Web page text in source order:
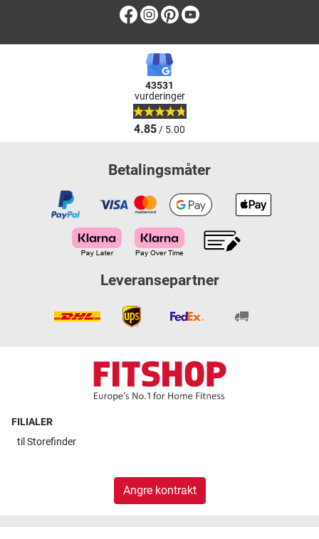
Facebook
Instagram
Pinterest
43531
vurderinger
4.85/ 5.00
Betalingsmåter
Leveransepartner
FILIALER
til Storefinder
Angre kontrakt